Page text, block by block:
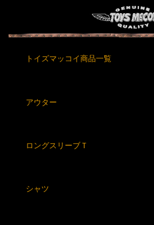
トイズマッコイ商品一覧
アウター
ロングスリーブＴ
シャツ